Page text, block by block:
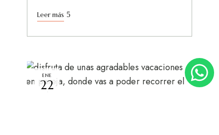
Leer más
ENE
22